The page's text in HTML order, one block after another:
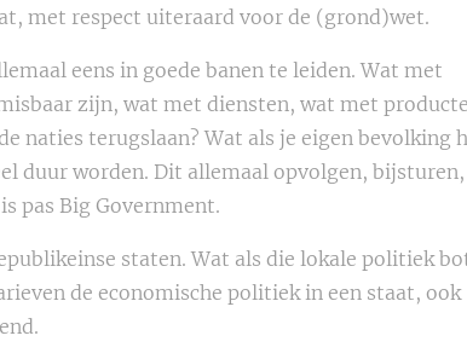
met respect uiteraard voor de (grond)wet.
eens in goede banen te leiden. Wat met
zijn, wat met diensten, wat met
naties terugslaan? Wat als je eigen bevolking
duur worden. Dit allemaal opvolgen, bijsturen,
pas Big Government.
staten. Wat als die lokale politiek
de economische politiek in een staat, ook